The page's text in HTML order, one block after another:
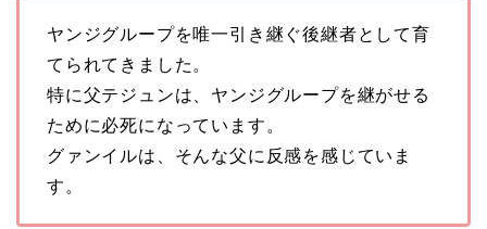
ヤンジグループを唯一引き継ぐ後継者として育
てられてきました。
特に父テジュンは、ヤンジグループを継がせる
ために必死になっています。
グァンイルは、そんな父に反感を感じていま
す。